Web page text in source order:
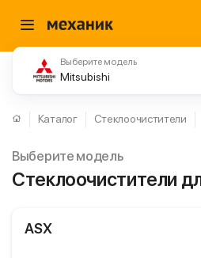
Выберите модель
Mitsubishi
Каталог Стеклоочистители
Выберите модель
Стеклоочистители
ASX